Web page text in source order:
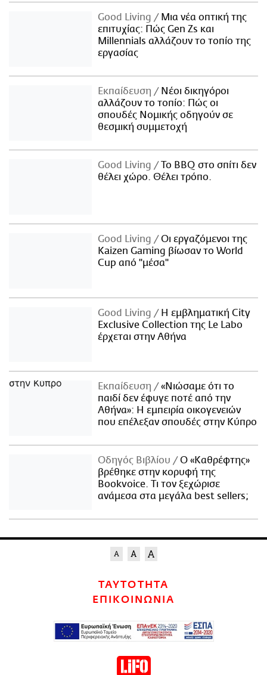
Good Living
Μια νέα οπτική της
επιτυχίας: Πώς Gen Zs και
Millennials αλλάζουν το τοπίο της
εργασίας
Εκπαίδευση
Νέοι δικηγόροι
αλλάζουν το τοπίο: Πώς οι
σπουδές Νομικής οδηγούν σε
θεσμική συμμετοχή
Good Living
Το BBQ στο σπίτι δεν
θέλει χώρο. Θέλει τρόπο.
Good Living
Οι εργαζόμενοι της
Kaizen Gaming βίωσαν το World
Cup από "μέσα"
Good Living
Η εμβληματική City
Exclusive Collection της Le Labo
έρχεται στην Αθήνα
Εκπαίδευση
«Νιώσαμε ότι το
παιδί δεν έφυγε ποτέ από την
Αθήνα»: Η εμπειρία οικογενειών
που επέλεξαν σπουδές στην Κύπρο
Οδηγός Βιβλίου
Ο «Καθρέφτης»
βρέθηκε στην κορυφή της
Bookvoice. Τι τον ξεχώρισε
ανάμεσα στα μεγάλα best sellers;
ΤΑΥΤΟΤΗΤΑ
ΕΠΙΚΟΙΝΩΝΙΑ